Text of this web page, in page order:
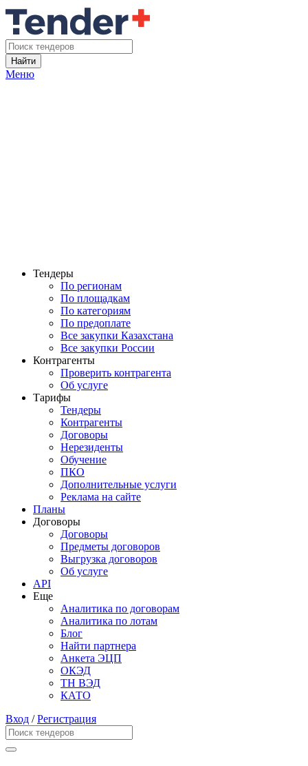
Найти
Меню
Тендеры
По регионам
По площадкам
По категориям
По предоплате
Все закупки Казахстана
Все закупки России
Контрагенты
Проверить контрагента
Об услуге
Тарифы
Тендеры
Контрагенты
Договоры
Нерезиденты
Обучение
ПКО
Дополнительные услуги
Реклама на сайте
Планы
Договоры
Договоры
Предметы договоров
Выгрузка договоров
Об услуге
API
Еще
Аналитика по договорам
Аналитика по лотам
Блог
Найти партнера
Анкета ЭЦП
ОКЭД
ТН ВЭД
КАТО
Вход /Регистрация